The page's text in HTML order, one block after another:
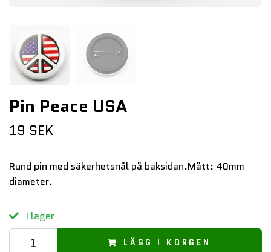
Pin Peace USA
19 SEK
Rund pin med säkerhetsnål på baksidan.Mått: 40mm
diameter.
I lager
LÄGG I KORGEN